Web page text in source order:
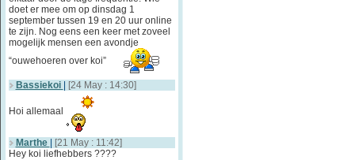
doet er mee om op dinsdag 1
september tussen 19 en 20 uur online
te zijn. Nog eens een keer met zoveel
mogelijk mensen een avondje
“ouwehoeren over koi”
Bassiekoi [24 May : 14:30]
Hoi allemaal
Marthe
[21 May : 11:42]
Hey koi liefhebbers ????